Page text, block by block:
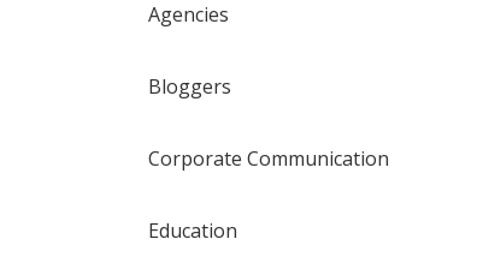
Agencies
Bloggers
Corporate Communication
Education